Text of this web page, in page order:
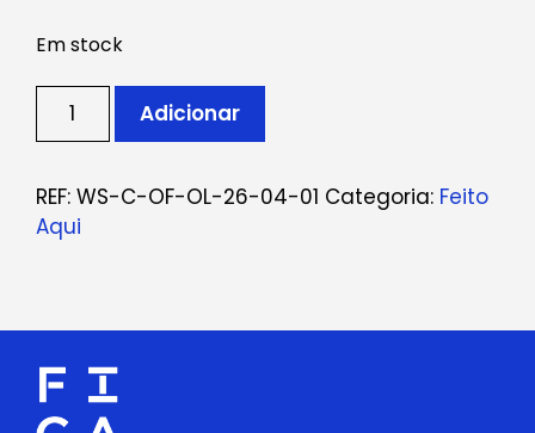
Em stock
Quantidade
Oficina
de
olaria
2026
-
April
15,
Adicionar
REF: WS-C-OF-OL-26-04-01 Categoria: Feito
Aqui